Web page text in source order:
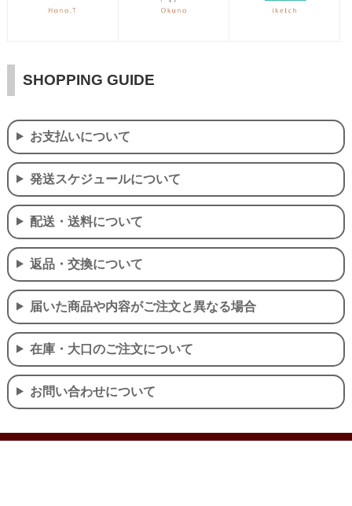
SHOPPING GUIDE
お支払いについて
発送スケジュールについて
配送・送料について
返品・交換について
届いた商品や内容がご注文と異なる場合
在庫・大口のご注文について
お問い合わせについて